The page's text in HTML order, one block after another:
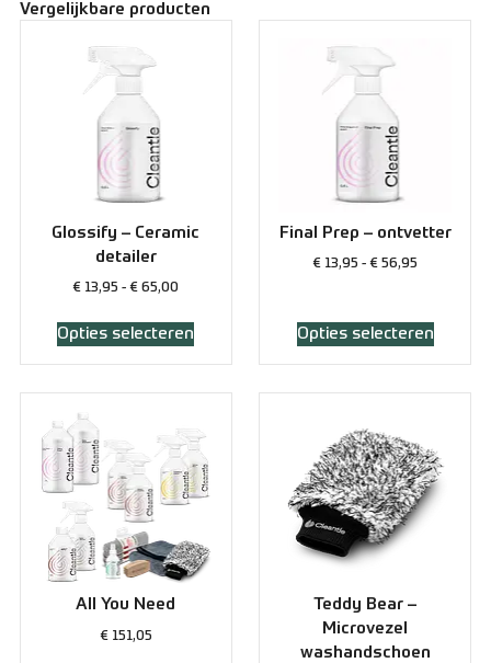
Vergelijkbare producten
Glossify – Ceramic
detailer
€ 13,95 - € 65,00
Opties selecteren
Final Prep – ontvetter
€ 13,95 - € 56,95
Opties selecteren
All You Need
€151,05
Teddy Bear –
Microvezel
washandschoen